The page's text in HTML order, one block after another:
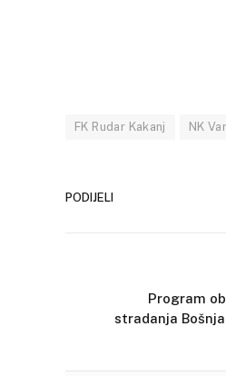
FK Rudar Kakanj NK
PODIJELI
Program
stradanja